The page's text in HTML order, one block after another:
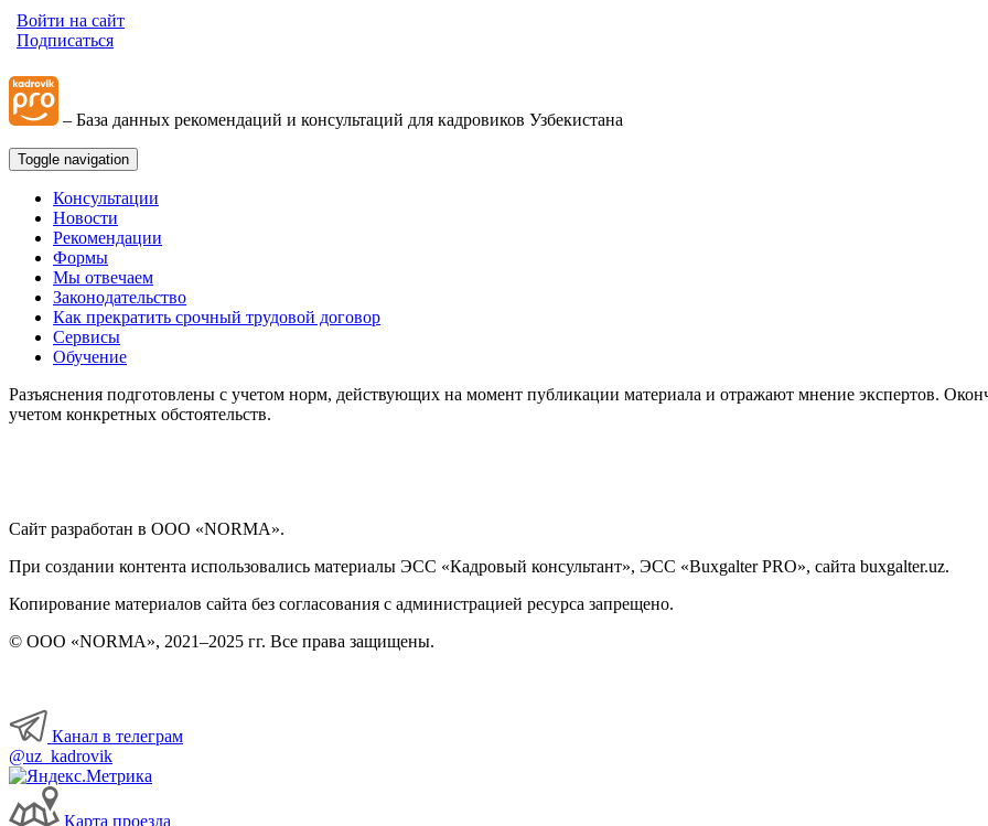
Войти на сайт
Подписаться
– База данных рекомендаций и консультаций для кадровиков Узбекистана
Toggle navigation
Консультации
Новости
Рекомендации
Формы
Мы отвечаем
Законодательство
Как прекратить срочный трудовой договор
Сервисы
Обучение
Разъяснения подготовлены с учетом норм, действующих на момент публикации материала и отражают мнение экспертов.
учетом конкретных обстоятельств.
Сайт разработан в ООО «NORMA».
При создании контента использовались материалы ЭСС «Кадровый консультант», ЭСС «Buxgalter PRO», сайта buxgalter.uz.
Копирование материалов сайта без согласования с администрацией ресурса запрещено.
© ООО «NORMA», 2021–2025 гг. Все права защищены.
Канал в телеграм
@uz_kadrovik
Карта проезда